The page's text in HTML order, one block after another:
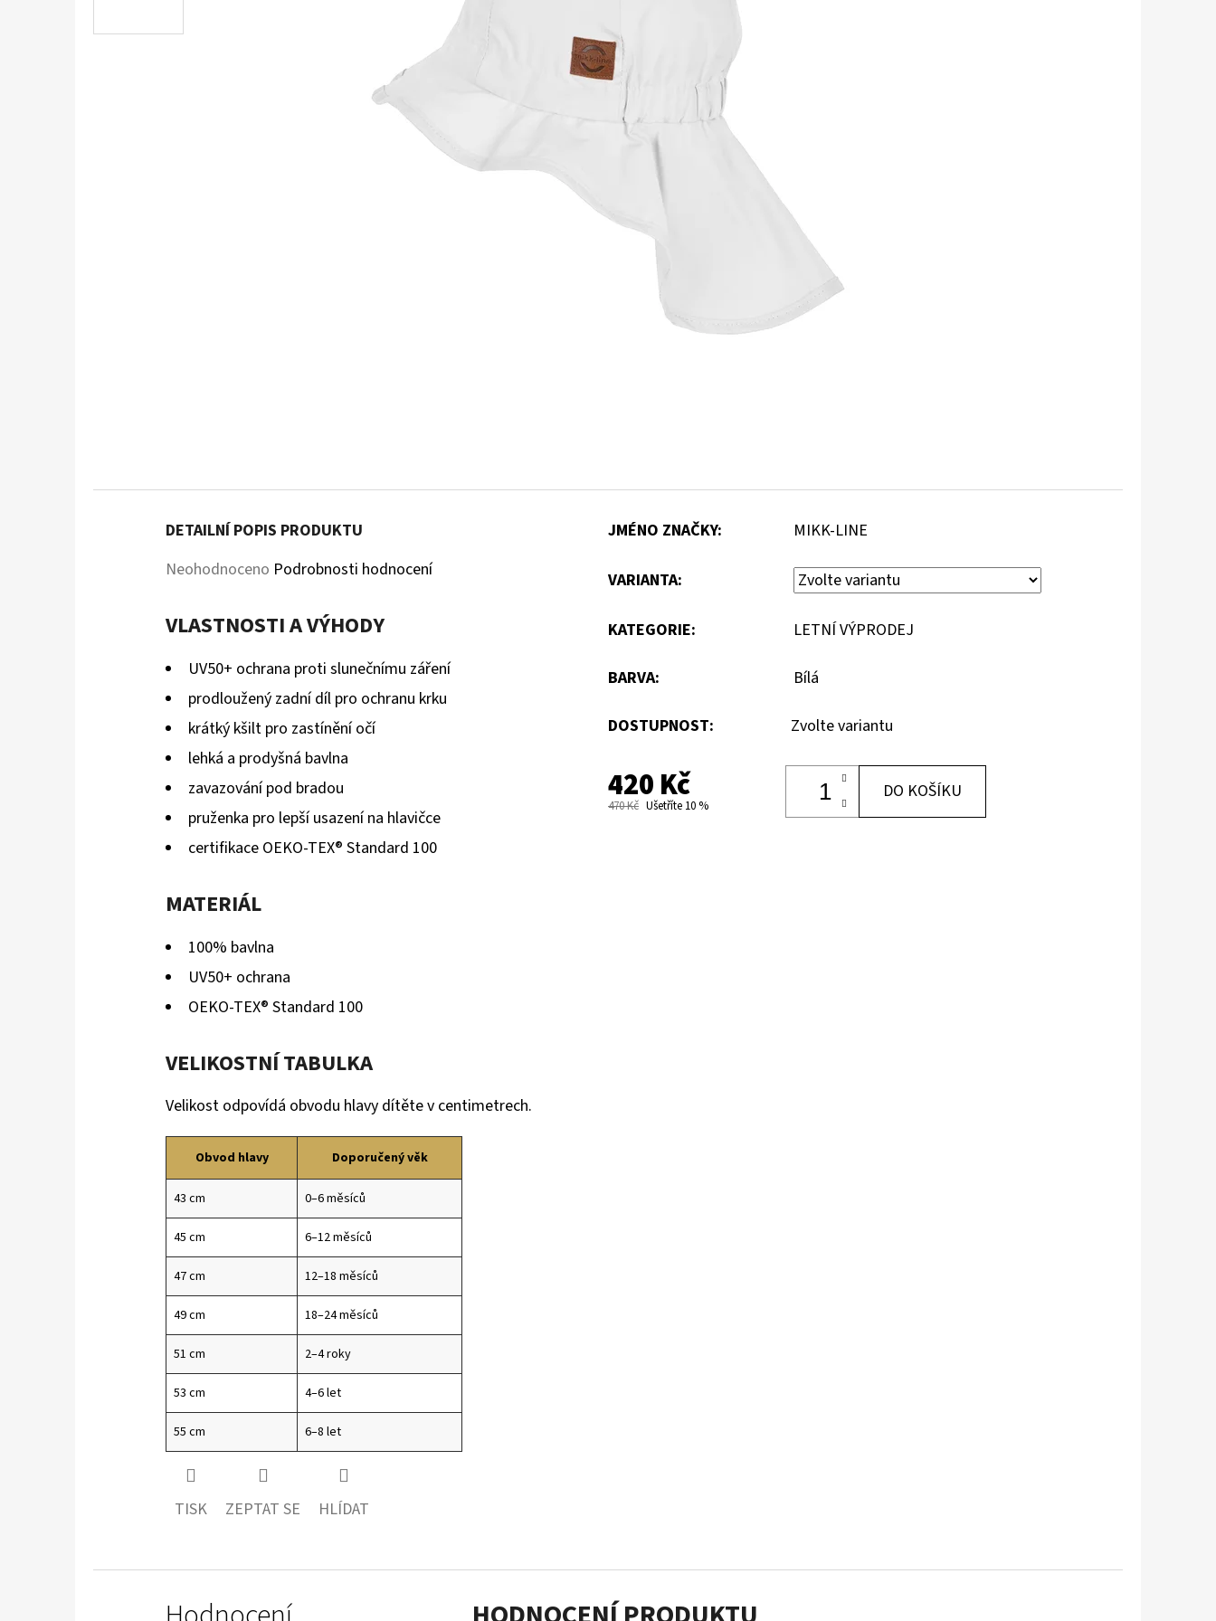
DETAILNÍ POPIS PRODUKTU
Průměrné
produktu
Neohodnoceno Podrobnosti hodnocení
VLASTNOSTI A VÝHODY
UV50+ ochrana proti slunečnímu záření
prodloužený zadní díl pro ochranu krku
krátký kšilt pro zastínění očí
lehká a prodyšná bavlna
zavazování pod bradou
pruženka pro lepší usazení na hlavičce
certifikace OEKO-TEX® Standard 100
MATERIÁL
100% bavlna
UV50+ ochrana
OEKO-TEX® Standard 100
VELIKOSTNÍ TABULKA
Velikost odpovídá obvodu hlavy dítěte v centimetrech.
Obvod hlavy Doporučený věk
43 cm 0–6 měsíců
45 cm 6–12 měsíců
47 cm 12–18 měsíců
49 cm 18–24 měsíců
51 cm 2–4 roky
53 cm 4–6 let
55 cm 6–8 let
TISK ZEPTAT SE HLÍDAT
JMÉNO ZNAČKY: MIKK-LINE
VARIANTA:
KATEGORIE: LETNÍ VÝPRODEJ
BARVA: Bílá
DOSTUPNOST: Zvolte variantu
420 Kč
470 Kč Ušetříte 10 %
DO KOŠÍKU